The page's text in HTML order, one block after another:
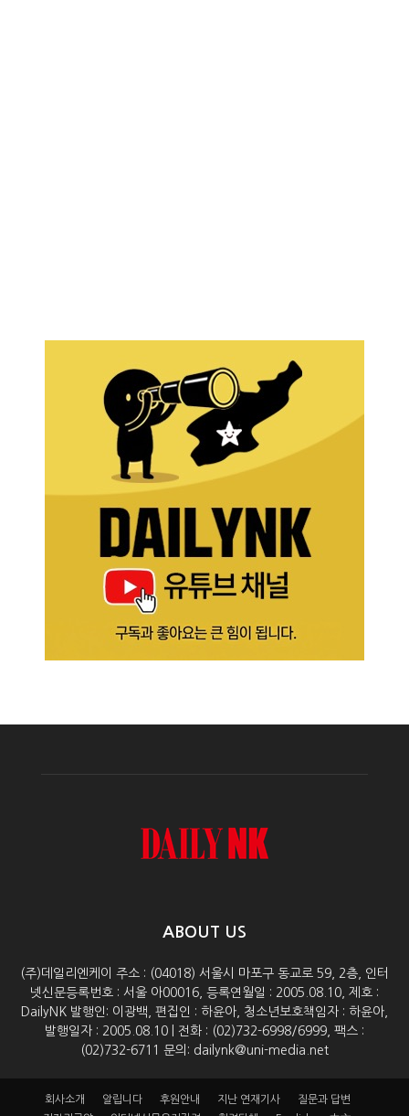
ABOUT US
(주)데일리엔케이 주소 : (04018) 서울시 마포구 동교로 59, 2층, 인터
넷신문등록번호 : 서울 아00016, 등록연월일 : 2005.08.10, 제호 :
DailyNK 발행인: 이광백, 편집인 : 하윤아, 청소년보호책임자 : 하윤아,
발행일자 : 2005.08.10 | 전화 : (02)732-6998/6999, 팩스 :
(02)732-6711 문의: dailynk@uni-media.net
회사소개 알립니다 후원안내 지난 연재기사
질문과 답변